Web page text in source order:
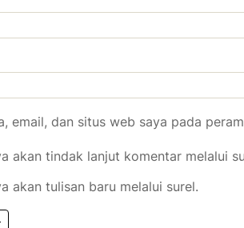
email, dan situs web saya pada
akan tindak lanjut komentar melalui
akan tulisan baru melalui surel.